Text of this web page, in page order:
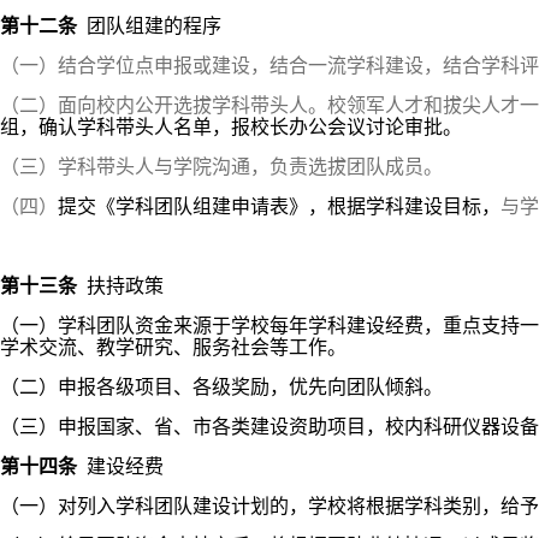
第十二条
团队组建的程序
（一）结合学位点申报或建设，结合一流学科建设，结合学
（二）面向校内公开选拔学科带头人。校领军人才和拔尖人
组，确认学科带头人名单，报校长办公会议讨论审批。
（三）学科带头人与学院沟通，负责选拔团队成员。
（四） 提交《学科团队组建申请表》，根据学科建设目标， 与
第十三条 扶持政策
（一）学科团队资金来源于学校每年学科建设经费，重点支
学术交流、教学研究、服务社会等工作。
（二）申报各级项目、各级奖励，优先向团队倾斜。
（三）申报国家、省、市各类建设资助项目，校内科研仪器
第十四条 建设经费
（一）对列入学科团队建设计划的，学校将根据学科类别，给